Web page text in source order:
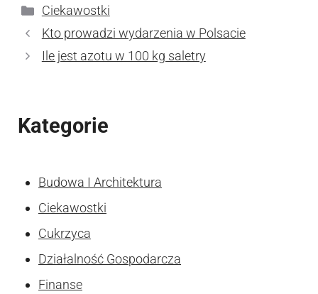
Kategorie
Ciekawostki
Kto prowadzi wydarzenia w Polsacie
Ile jest azotu w 100 kg saletry
Kategorie
Budowa I Architektura
Ciekawostki
Cukrzyca
Działalność Gospodarcza
Finanse